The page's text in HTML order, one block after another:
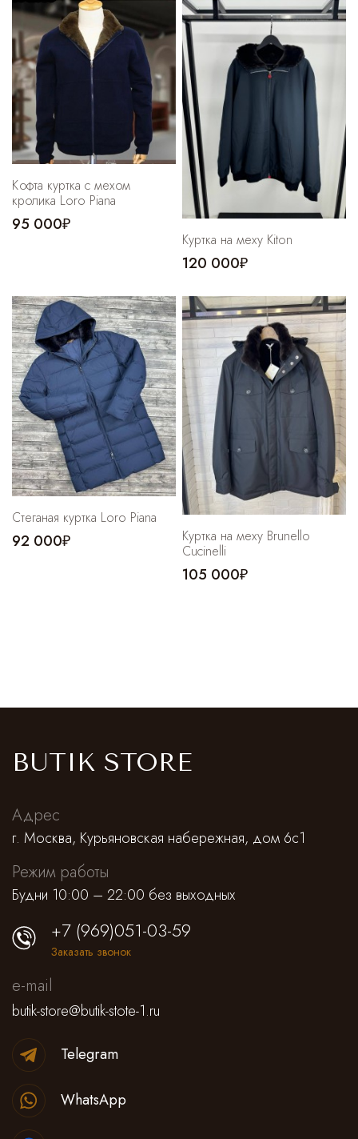
Кофта куртка с мехом
кролика Loro Piana
95 000₽
Куртка на меху Kiton
120 000₽
Стеганая куртка Loro Piana
92 000₽
Куртка на меху Brunello
Cucinelli
105 000₽
BUTIK STORE
Адрес
г. Москва, Курьяновская набережная, дом 6с1
Режим работы
Будни 10:00 – 22:00 без выходных
+7 (969)051-03-59
Заказать звонок
e-mail
butik-store@butik-stote-1.ru
Telegram
WhatsApp